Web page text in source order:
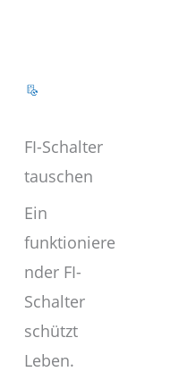
FI-Schalter
tauschen
Ein
funktioniere
nder FI-
Schalter
schützt
Leben.